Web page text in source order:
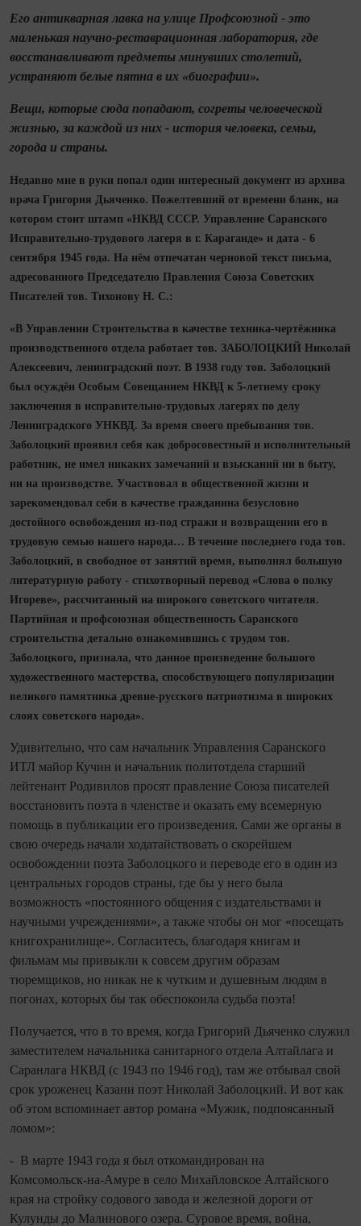
Его антикварная лавка на улице Профсоюзной - это
маленькая научно‑реставрационная лаборатория, где
восстанавливают предметы минувших столетий,
устраняют белые пятна в их «биографии».
Вещи, которые сюда попадают, согреты человеческой
жизнью, за каждой из них - история человека, семьи,
города и страны.
Недавно мне в руки попал один интересный документ из архива
врача Григория Дьяченко. Пожелтевший от времени бланк, на
котором стоит штамп «НКВД СССР. Управление Саранского
Исправительно‑трудового лагеря в г. Караганде» и дата - 6
сентября 1945 года. На нём отпечатан черновой текст письма,
адресованного Председателю Правления Союза Советских
Писателей тов. Тихонову Н. С.:
«В Управлении Строительства в качестве техника‑чертёжника
производственного отдела работает тов. ЗАБОЛОЦКИЙ Николай
Алексеевич, ленинградский поэт. В 1938 году тов. Заболоцкий
был осуждён Особым Совещанием НКВД к 5‑летнему сроку
заключения в исправительно‑трудовых лагерях по делу
Ленинградского УНКВД. За время своего пребывания тов.
Заболоцкий проявил себя как добросовестный и исполнительный
работник, не имел никаких замечаний и взысканий ни в быту,
ни на производстве. Участвовал в общественной жизни и
зарекомендовал себя в качестве гражданина безусловно
достойного освобождения из‑под стражи и возвращении его в
трудовую семью нашего народа… В течение последнего года тов.
Заболоцкий, в свободное от занятий время, выполнял большую
литературную работу - стихотворный перевод «Слова о полку
Игореве», рассчитанный на широкого советского читателя.
Партийная и профсоюзная общественность Саранского
строительства детально ознакомившись с трудом тов.
Заболоцкого, признала, что данное произведение большого
художественного мастерства, способствующего популяризации
великого памятника древне‑русского патриотизма в широких
слоях советского народа».
Удивительно, что сам начальник Управления Саранского
ИТЛ майор Кучин и начальник политотдела старший
лейтенант Родивилов просят правление Союза писателей
восстановить поэта в членстве и оказать ему всемерную
помощь в пуб­ликации его произведения. Сами же органы в
свою очередь начали ходатайствовать о скорейшем
освобождении поэта Заболоцкого и переводе его в один из
центральных городов страны, где бы у него была
возможность «постоянного общения с издательствами и
научными учреждениями», а также чтобы он мог «посещать
книгохранилище». Согласитесь, благодаря книгам и
фильмам мы привыкли к совсем другим образам
тюремщиков, но никак не к чутким и душевным людям в
погонах, которых бы так обеспокоила судьба поэта!
Получается, что в то время, когда Григорий Дьяченко служил
заместителем начальника санитарного отдела Алтайлага и
Саранлага НКВД (с 1943 по 1946 год), там же отбывал свой
срок уроженец Казани поэт Николай Заболоцкий. И вот как
об этом вспоминает автор романа «Мужик, подпоясанный
ломом»:
- В марте 1943 года я был откомандирован на
Комсомольск‑на‑Амуре в село Михайловское Алтайского
края на стройку содового завода и железной дороги от
Кулунды до Малинового озера. Суровое время, война,